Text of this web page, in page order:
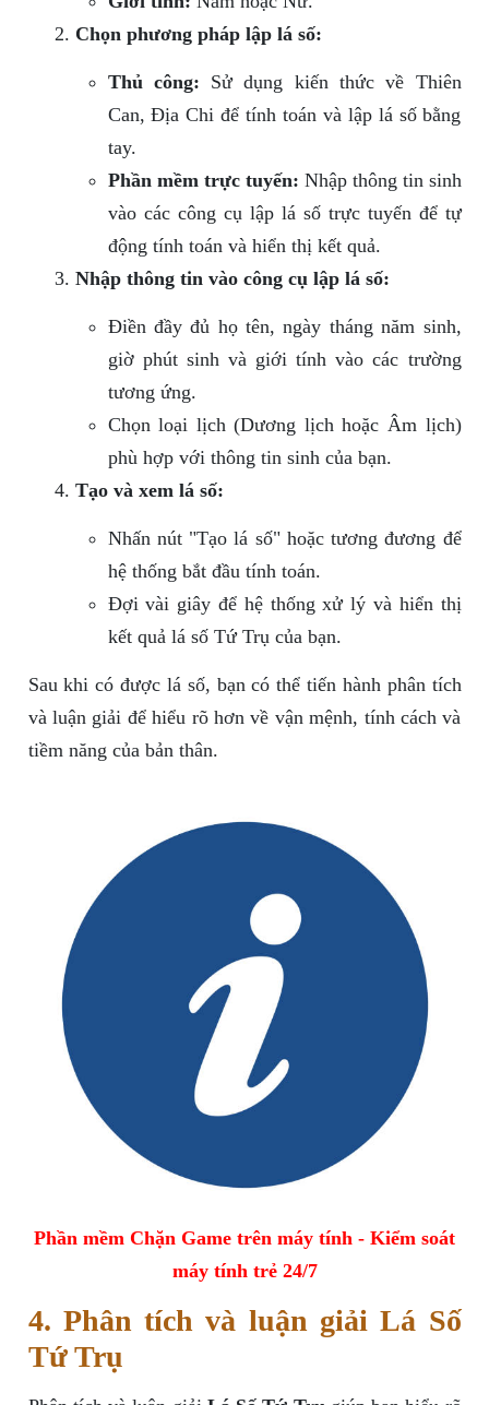
Chọn phương pháp lập lá số:
Thủ công: Sử dụng kiến thức về Thiên
Can, Địa Chi để tính toán và lập lá số bằng
tay.
Phần mềm trực tuyến: Nhập thông tin sinh
vào các công cụ lập lá số trực tuyến để tự
động tính toán và hiển thị kết quả.
Nhập thông tin vào công cụ lập lá số:
Điền đầy đủ họ tên, ngày tháng năm sinh,
giờ phút sinh và giới tính vào các trường
tương ứng.
Chọn loại lịch (Dương lịch hoặc Âm lịch)
phù hợp với thông tin sinh của bạn.
Tạo và xem lá số:
Nhấn nút "Tạo lá số" hoặc tương đương để
hệ thống bắt đầu tính toán.
Đợi vài giây để hệ thống xử lý và hiển thị
kết quả lá số Tứ Trụ của bạn.
Sau khi có được lá số, bạn có thể tiến hành phân tích
và luận giải để hiểu rõ hơn về vận mệnh, tính cách và
tiềm năng của bản thân.
Phần mềm Chặn Game trên máy tính - Kiểm soát
máy tính trẻ 24/7
4. Phân tích và luận giải Lá Số
Tứ Trụ